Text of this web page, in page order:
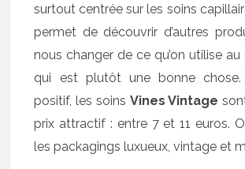
surtout centrée sur les soins
permet de découvrir d’autres
nous changer de ce qu’on utilise
qui est plutôt une bonne
positif, les soins Vines Vintage
prix attractif : entre 7 et 11 euros.
les packagings luxueux, vintage et